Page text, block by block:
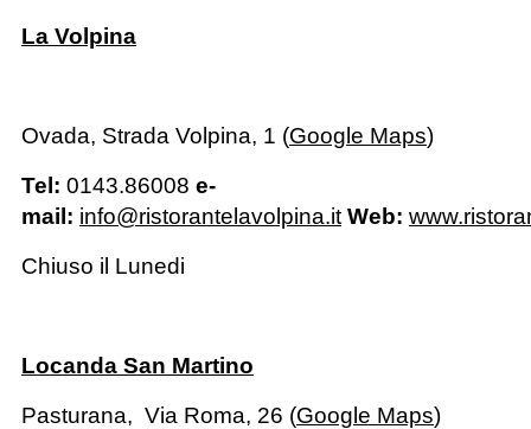
La Volpina
Ovada, Strada Volpina, 1 (Google Maps)
Tel: 0143.86008 e-
mail: info@ristorantelavolpina.it Web:
Chiuso il Lunedi
Locanda San Martino
Pasturana, Via Roma, 26 (Google Maps)